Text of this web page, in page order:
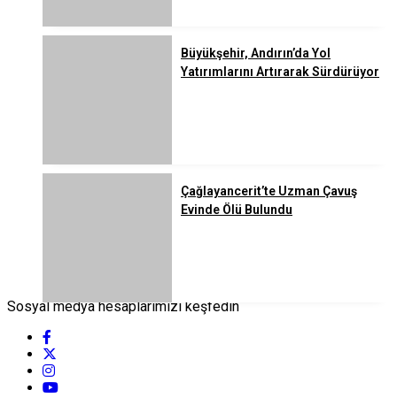
Büyükşehir, Andırın’da Yol
Yatırımlarını Artırarak Sürdürüyor
Çağlayancerit’te Uzman Çavuş
Evinde Ölü Bulundu
Sosyal medya hesaplarımızı keşfedin